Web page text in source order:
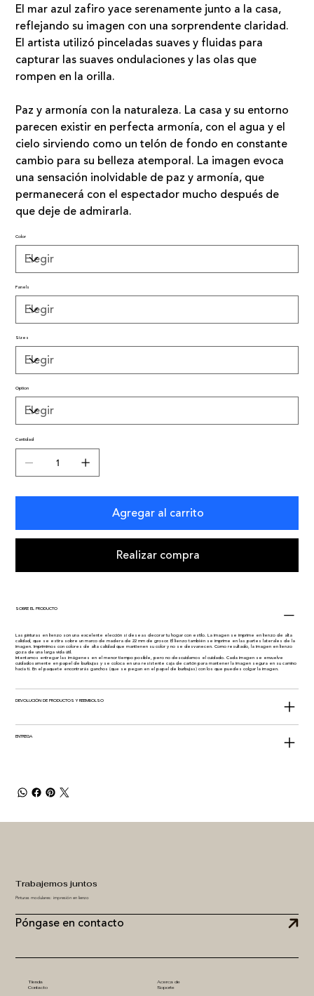
El mar azul zafiro yace serenamente junto a la casa,
reflejando su imagen con una sorprendente claridad.
El artista utilizó pinceladas suaves y fluidas para
capturar las suaves ondulaciones y las olas que
rompen en la orilla.
Paz y armonía con la naturaleza. La casa y su entorno
parecen existir en perfecta armonía, con el agua y el
cielo sirviendo como un telón de fondo en constante
cambio para su belleza atemporal. La imagen evoca
una sensación inolvidable de paz y armonía, que
permanecerá con el espectador mucho después de
que deje de admirarla.
Color
Panels
Sizes
Option
Cantidad
Agregar al carrito
Realizar compra
SOBRE EL PRODUCTO
Las pinturas en lienzo son una excelente elección si deseas decorar tu hogar con estilo. La imagen se imprime en lienzo de alta
calidad, que se estira sobre un marco de madera de 22 mm de grosor. El lienzo también se imprime en las partes laterales de la
imagen. Imprimimos con colores de alta calidad que mantienen su color y no se desvanecen. Como resultado, la imagen en lienzo
goza de una larga vida útil.
Intentamos entregar las imágenes en el menor tiempo posible, pero no descuidamos el cuidado. Cada imagen se envuelve
cuidadosamente en papel de burbujas y se coloca en una resistente caja de cartón para mantener la imagen segura en su camino
hacia ti. En el paquete encontrarás ganchos (que se pegan en el papel de burbujas) con los que puedes colgar la imagen.
DEVOLUCIÓN DE PRODUCTOS Y REEMBOLSO
ENTREGA
Póngase en contacto
Pinturas modulares: impresión en lienzo
Trabajemos juntos
Tienda
Acerca de
Contacto
Soporte